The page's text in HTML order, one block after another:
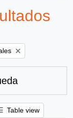
Table view